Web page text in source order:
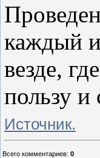
каждый
везде,
пользу и
Источник.
Всего комментариев: 0